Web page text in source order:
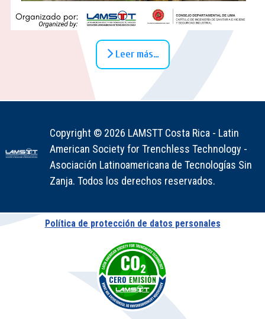
Leer más…
Copyright © 2026 LAMSTT Costa Rica - Latin
American Society for Trenchless Technology -
Asociación Latinoamericana de Tecnologías Sin
Zanja. Todos los derechos reservados.
Política de protección de datos personales